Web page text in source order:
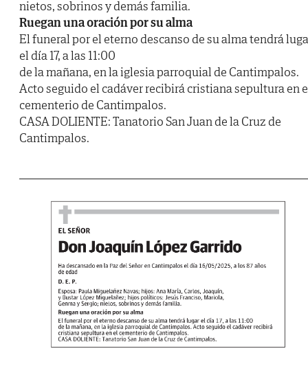
nietos, sobrinos y demás familia.
Ruegan una oración por su alma
El funeral por el eterno descanso de su alma tendrá
el día 17, a las 11:00
de la mañana, en la iglesia parroquial de Cantimpalos.
Acto seguido el cadáver recibirá cristiana sepultura en
cementerio de Cantimpalos.
CASA DOLIENTE: Tanatorio San Juan de la Cruz de
Cantimpalos.